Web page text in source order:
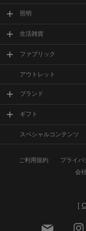
照明
生活雑貨
ファブリック
アウトレット
ブランド
ギフト
スペシャルコンテンツ
ご利用規約 プライバ
会
[